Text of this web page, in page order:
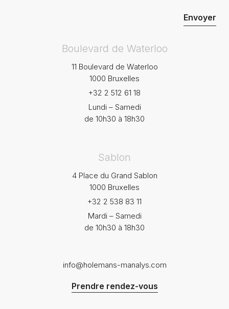
Boulevard de Waterloo
11 Boulevard de Waterloo
1000 Bruxelles
+32 2 512 61 18
Lundi – Samedi
de 10h30 à 18h30
Sablon
4 Place du Grand Sablon
1000 Bruxelles
+32 2 538 83 11
Mardi – Samedi
de 10h30 à 18h30
info@holemans-manalys.com
Prendre rendez-vous